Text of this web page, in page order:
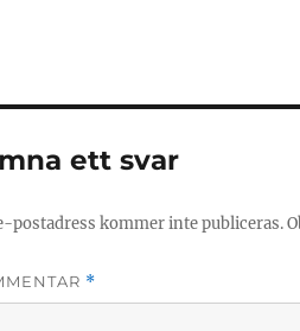
ett svar
postadress kommer inte publiceras.
*